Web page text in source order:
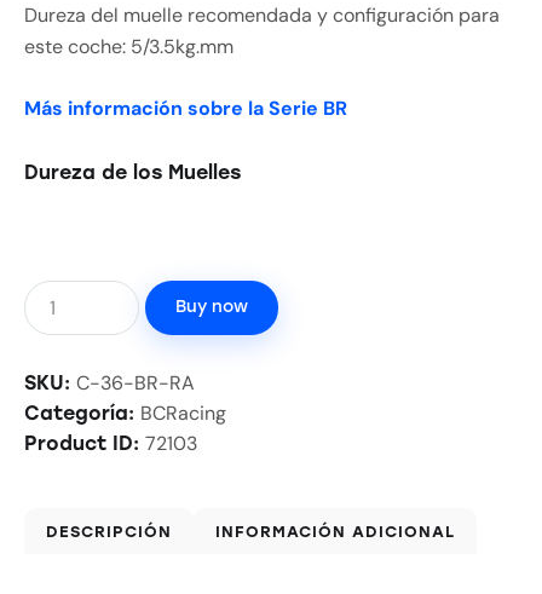
Dureza del muelle recomendada y configuración para
este coche: 5/3.5kg.mm
Más información sobre la Serie BR
Dureza de los Muelles
Buy now
SKU: C-36-BR-RA
Categoría: BCRacing
Product ID: 72103
DESCRIPCIÓN INFORMACIÓN ADICIONAL